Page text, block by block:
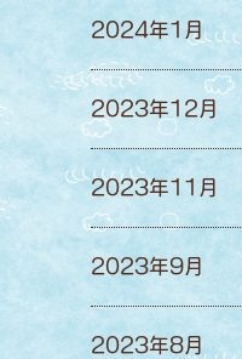
2024年1月
2023年12月
2023年11月
2023年9月
2023年8月